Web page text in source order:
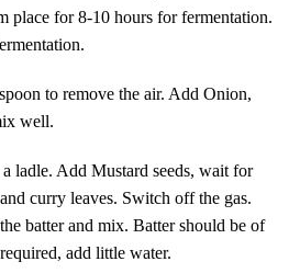
place for 8-10 hours for fermentation.
spoon to remove the air. Add Onion,
well.
ladle. Add Mustard seeds, wait for
curry leaves. Switch off the gas.
batter and mix. Batter should be of
add little water.